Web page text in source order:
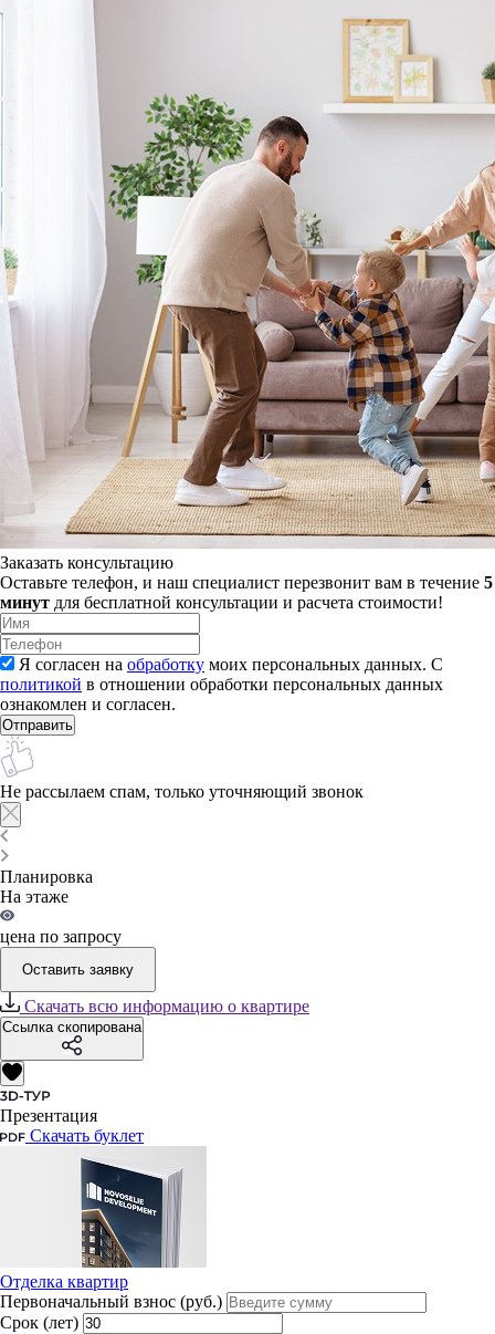
Заказать консультацию
Оставьте телефон, и наш специалист перезвонит вам в течение 5
минут для бесплатной консультации и расчета стоимости!
Я согласен на обработку моих персональных данных. С
политикой в отношении обработки персональных данных
ознакомлен и согласен.
Не рассылаем спам, только уточняющий звонок
Планировка
На этаже
цена по запросу
Оставить заявку
Скачать всю информацию о квартире
Ссылка скопирована
Презентация
Скачать буклет
Отделка квартир
Первоначальный взнос (руб.)
Срок (лет)